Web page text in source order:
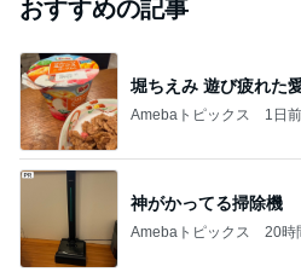
おすすめの記事
堀ちえみ 遊び疲れた
Amebaトピックス 1日前
神がかってる掃除機
Amebaトピックス 20時